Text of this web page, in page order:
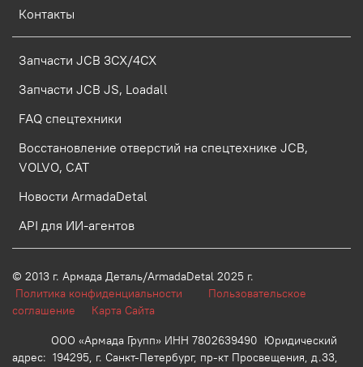
Контакты
Запчасти JCB 3CX/4CX
Запчасти JCB JS, Loadall
FAQ спецтехники
Восстановление отверстий на спецтехнике JCB,
VOLVO, CAT
Новости ArmadaDetal
API для ИИ-агентов
© 2013 г. Армада Деталь/ArmadaDetal 2025 г.
Политика конфиденциальности
Пользовательское
соглашение Карта Сайта
ООО «Армада Групп» ИНН 7802639490 Юридический
адрес: 194295, г. Санкт-Петербург, пр-кт Просвещения, д.33,